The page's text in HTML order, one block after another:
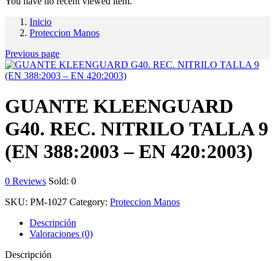
Inicio
Proteccion Manos
Previous page
GUANTE KLEENGUARD
G40. REC. NITRILO TALLA 9
(EN 388:2003 – EN 420:2003)
0 Reviews Sold: 0
SKU: PM-1027 Category: Proteccion Manos
Descripción
Valoraciones (0)
Descripción